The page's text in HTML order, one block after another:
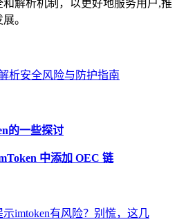
解析机制，以更好地服务用户,推
。
析安全风险与防护指南
的一些探讨
中添加 OEC 链